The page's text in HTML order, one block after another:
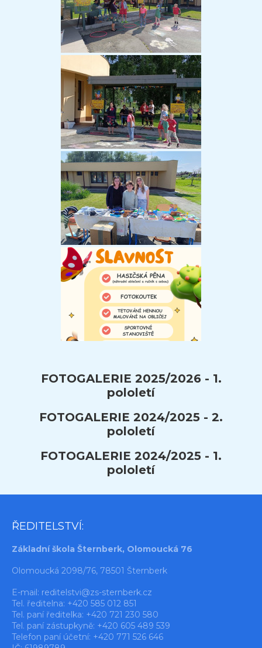
FOTOGALERIE 2025/2026 - 1.
pololetí
FOTOGALERIE 2024/2025 - 2.
pololetí
FOTOGALERIE 2024/2025 - 1.
pololetí
ŘEDITELSTVÍ:
Základní škola Šternberk, Olomoucká 76
Olomoucká 2098/76, 78501 Šternberk
E-mail: reditelstvi@zs-sternberk.cz
Tel. ředitelna: +420 585 012 851
Tel. paní ředitelka: +420 721 230 580
Tel. paní zástupkyně: +420 605 489 539
Telefon paní účetní: +420 771 526 646